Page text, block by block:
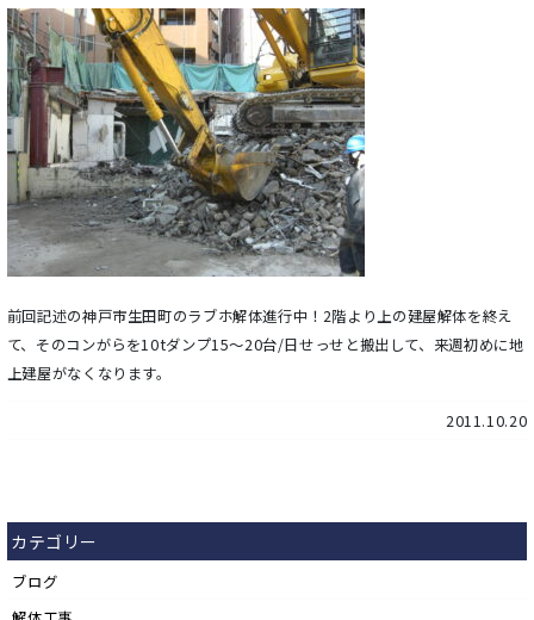
前回記述の神戸市生田町のラブホ解体進行中！2階より上の建屋解体を終え
て、そのコンがらを10tダンプ15～20台/日せっせと搬出して、来週初めに地
上建屋がなくなります。
2011.10.20
カテゴリー
ブログ